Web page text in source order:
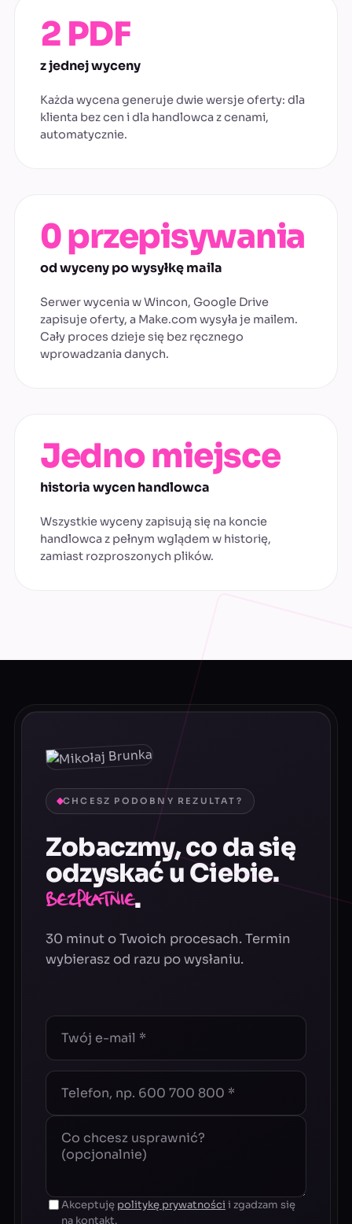
2 PDF
z jednej wyceny
Każda wycena generuje dwie wersje oferty: dla
klienta bez cen i dla handlowca z cenami,
automatycznie.
0 przepisywania
od wyceny po wysyłkę maila
Serwer wycenia w Wincon, Google Drive
zapisuje oferty, a Make.com wysyła je mailem.
Cały proces dzieje się bez ręcznego
wprowadzania danych.
Jedno miejsce
historia wycen handlowca
Wszystkie wyceny zapisują się na koncie
handlowca z pełnym wglądem w historię,
zamiast rozproszonych plików.
CHCESZ PODOBNY REZULTAT?
Zobaczmy, co da się
odzyskać u Ciebie.
Bezpłatnie.
30 minut o Twoich procesach. Termin
wybierasz od razu po wysłaniu.
Akceptuję politykę prywatności i zgadzam się
na kontakt.